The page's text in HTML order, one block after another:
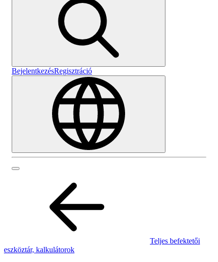
BejelentkezésRegisztráció
Teljes befektetői
eszköztár, kalkulátorok